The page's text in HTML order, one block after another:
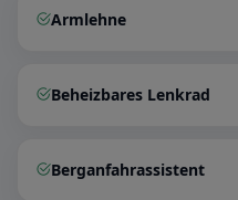
Armlehne
Beheizbares Lenkrad
Berganfahrassistent